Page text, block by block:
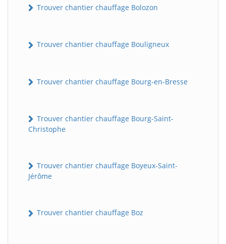
Trouver chantier chauffage Bolozon
Trouver chantier chauffage Bouligneux
Trouver chantier chauffage Bourg-en-Bresse
Trouver chantier chauffage Bourg-Saint-
Christophe
Trouver chantier chauffage Boyeux-Saint-
Jérôme
Trouver chantier chauffage Boz